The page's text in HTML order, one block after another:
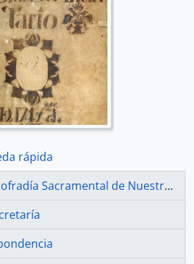
rápida
Sacramental de Nuestra Señora de los Dolores